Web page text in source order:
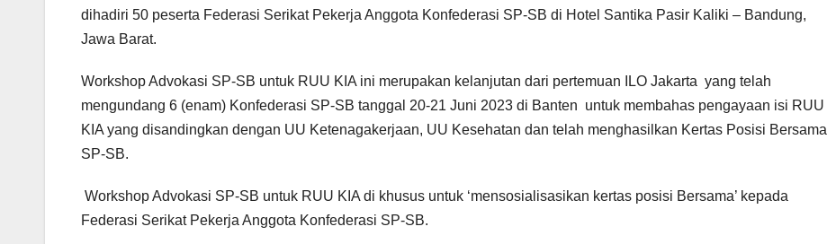
dihadiri 50 peserta Federasi Serikat Pekerja Anggota Konfederasi SP-SB di Hotel Santika Pasir Kaliki – Bandung,
Jawa Barat.
Workshop Advokasi SP-SB untuk RUU KIA ini merupakan kelanjutan dari pertemuan ILO Jakarta yang telah
mengundang 6 (enam) Konfederasi SP-SB tanggal 20-21 Juni 2023 di Banten untuk membahas pengayaan isi RUU
KIA yang disandingkan dengan UU Ketenagakerjaan, UU Kesehatan dan telah menghasilkan Kertas Posisi Bersama
SP-SB.
Workshop Advokasi SP-SB untuk RUU KIA di khusus untuk ‘mensosialisasikan kertas posisi Bersama’ kepada
Federasi Serikat Pekerja Anggota Konfederasi SP-SB.